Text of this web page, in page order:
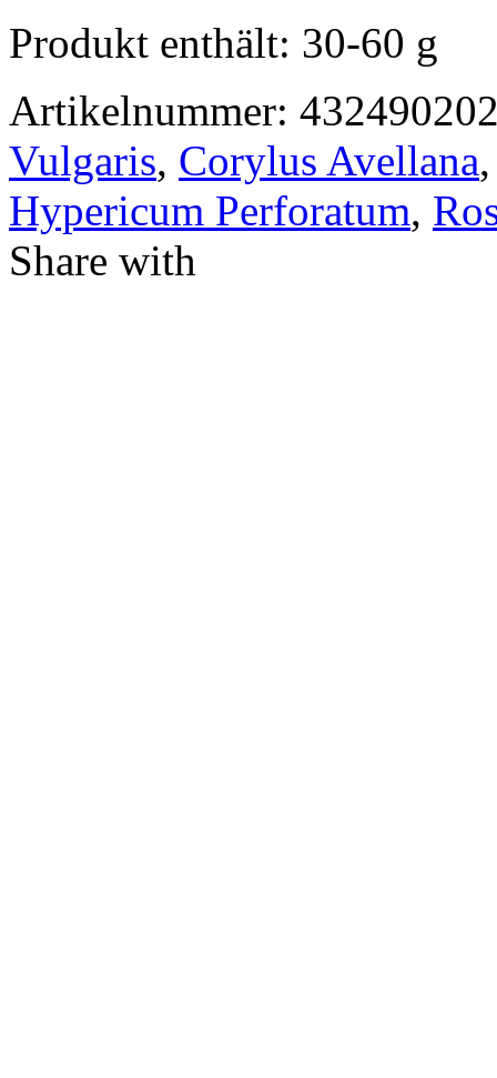
Produkt enthält: 30-60 g
Artikelnummer:
Vulgaris, Corylus Avellana
Hypericum Perforatum,
Share with